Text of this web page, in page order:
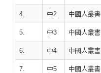
4. 中2 中國人叢書
5. 中3 中國人叢書
6. 中4 中國人叢書
7. 中5 中國人叢書